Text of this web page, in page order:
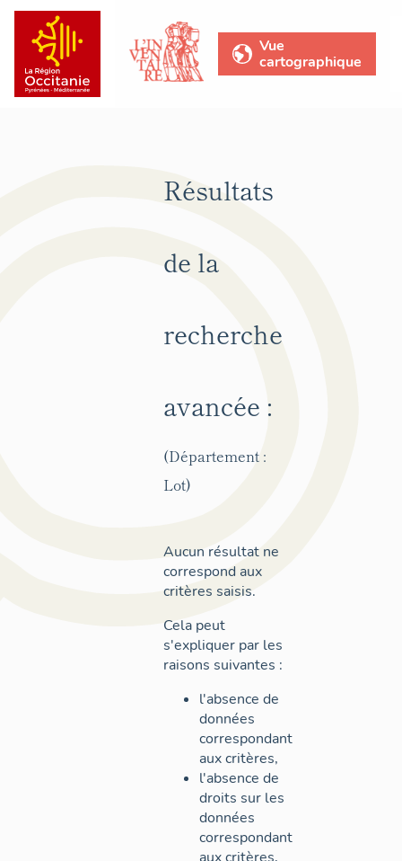
Vue
cartographique
Résultats
de la
recherche
avancée :
(Département :
Lot)
Aucun résultat ne
correspond aux
critères saisis.
Cela peut
s'expliquer par les
raisons suivantes :
l'absence de
données
correspondant
aux critères,
l'absence de
droits sur les
données
correspondant